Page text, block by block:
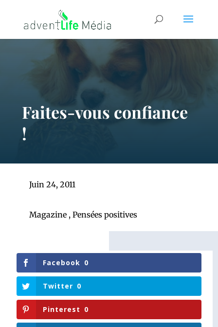
Faites-vous confiance
!
Juin 24, 2011
Magazine, Pensées positives
Facebook 0
Twitter 0
Pinterest 0